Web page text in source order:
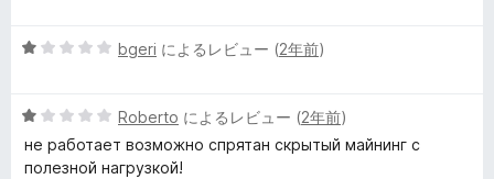
1
価
5
中
1
の
bgeri によるレビュー (2年前)
5
段
階
Roberto によるレビュー (2年前)
не работает возможно спрятан скрытый майнинг с
полезной нагрузкой!